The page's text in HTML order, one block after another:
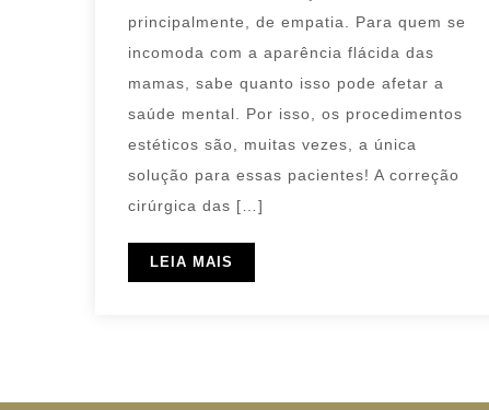
principalmente, de empatia. Para quem se
incomoda com a aparência flácida das
mamas, sabe quanto isso pode afetar a
saúde mental. Por isso, os procedimentos
estéticos são, muitas vezes, a única
solução para essas pacientes! A correção
cirúrgica das […]
LEIA MAIS